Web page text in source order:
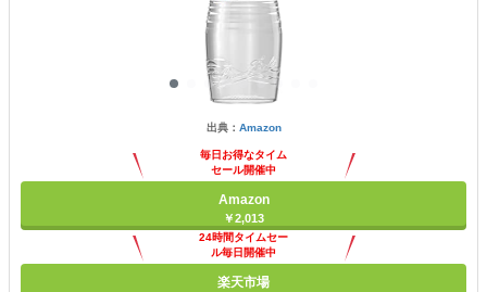
出典： Amazon
毎日お得なタイム
セール開催中
Amazon
￥2,013
24時間タイムセー
ル毎日開催中
楽天市場